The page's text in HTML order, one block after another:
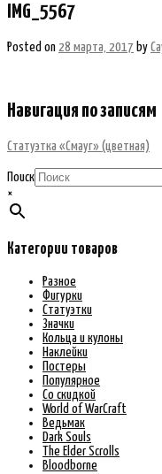
IMG_5567
Posted on 28 марта, 2017 by
Навигация по записям
Статуэтка «Смауг» (цветная)
Поиск
×
Категории товаров
Разное
Фигурки
Статуэтки
Значки
Кольца и кулоны
Наклейки
Постеры
Популярное
Со скидкой
World of WarCraft
Ведьмак
Dark Souls
The Elder Scrolls
Bloodborne